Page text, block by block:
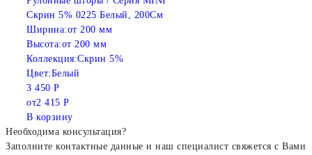
Скрин 5% 0225 Белый, 200См
Ширина:от 200 мм
Высота:от 200 мм
Коллекция:Скрин 5%
Цвет:Белый
3 450 Р
от2 415 Р
В корзину
Необходима консультация?
Заполните контактные данные и наш специалист свяжется с Вами